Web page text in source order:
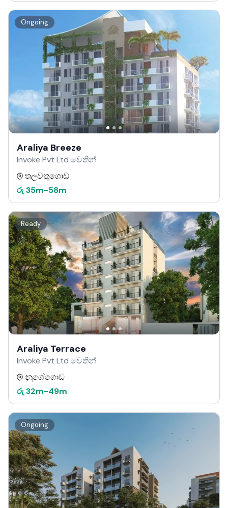
Ongoing
Araliya Breeze
Invoke Pvt Ltd වෙතින්
තලවතුගොඩ
රු 35m-58m
Ready
Araliya Terrace
Invoke Pvt Ltd වෙතින්
නුගේගොඩ
රු 32m-49m
Ongoing